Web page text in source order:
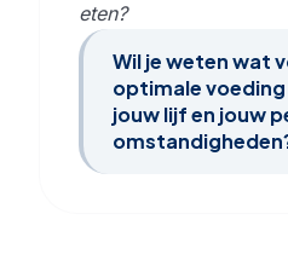
eten?
Wil je weten wat
optimale
jouw lijf en jouw